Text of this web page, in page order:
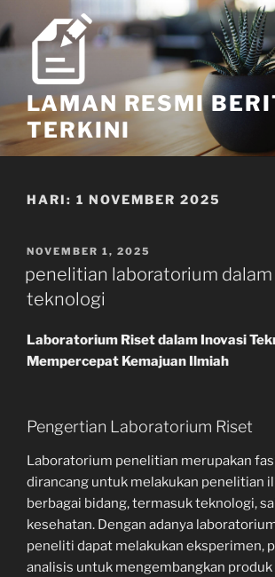
to
content
LAMAN RESMI
TERKINI
HARI: 1 NOVEMBER 2025
POSTED
NOVEMBER 1, 2025
penelitian laboratorium dalam
teknologi
Laboratorium Riset dalam Inovasi
Mempercepat Kemajuan Ilmiah
Pengertian Laboratorium Riset
Laboratorium penelitian merupakan
dirancang untuk melakukan penelitian
berbagai bidang, termasuk teknologi,
kesehatan. Dengan adanya
peneliti dapat melakukan eksperimen,
analisis untuk mengembangkan produk